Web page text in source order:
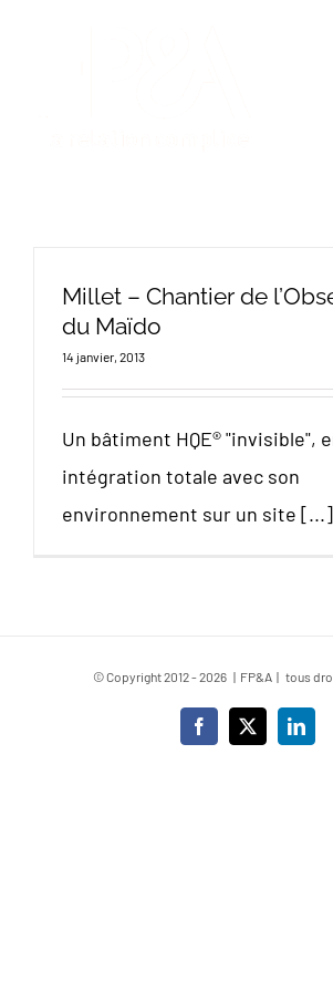
Millet – Chantier de
du Maïdo
14 janvier, 2013
Un bâtiment HQE® "invisible",
intégration totale avec son
environnement sur un site [...]
© Copyright 2012 -2026 | FP&A | tous
Facebook
X